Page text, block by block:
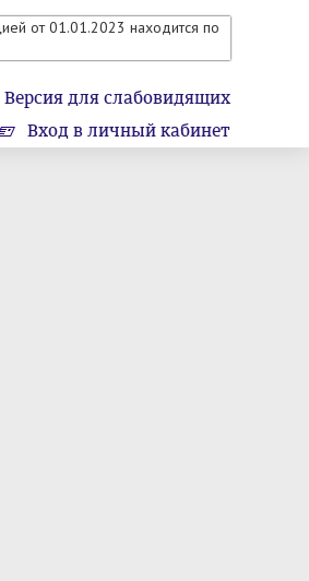
от 01.01.2023 находится по
Версия для слабовидящих
Вход в личный кабинет